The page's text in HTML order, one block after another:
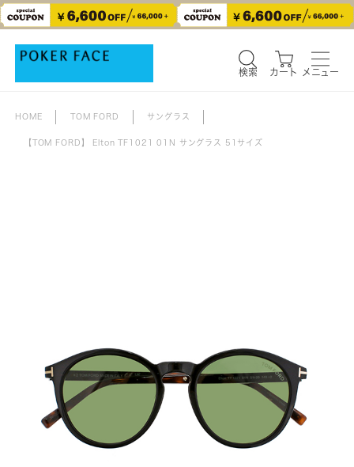
検索 カート メニュー
HOME TOM FORD サングラス
【TOM FORD】 Elton TF1021 01N サングラス 51サイズ